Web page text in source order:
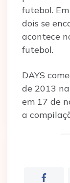
futebol.
dois se
acontece
futebol.
DAYS
de 2013
em 17 de
a